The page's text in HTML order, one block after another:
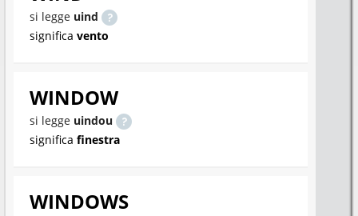
si legge uind
significa vento
WINDOW
si legge uindou
significa finestra
WINDOWS